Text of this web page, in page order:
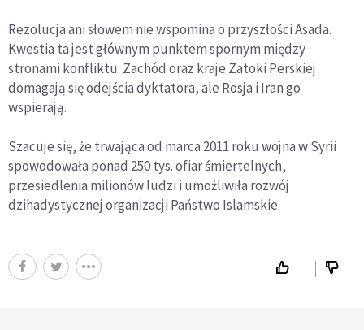
Rezolucja ani słowem nie wspomina o przyszłości Asada.
Kwestia ta jest głównym punktem spornym między
stronami konfliktu. Zachód oraz kraje Zatoki Perskiej
domagają się odejścia dyktatora, ale Rosja i Iran go
wspierają.
Szacuje się, że trwająca od marca 2011 roku wojna w Syrii
spowodowała ponad 250 tys. ofiar śmiertelnych,
przesiedlenia milionów ludzi i umożliwiła rozwój
dzihadystycznej organizacji Państwo Islamskie.